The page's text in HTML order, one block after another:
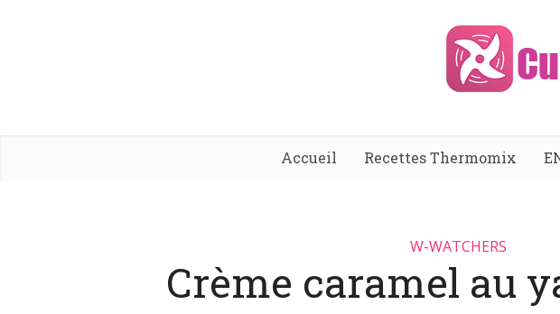
Accueil Recettes Thermomix
W-WATCHERS
Crème caramel au